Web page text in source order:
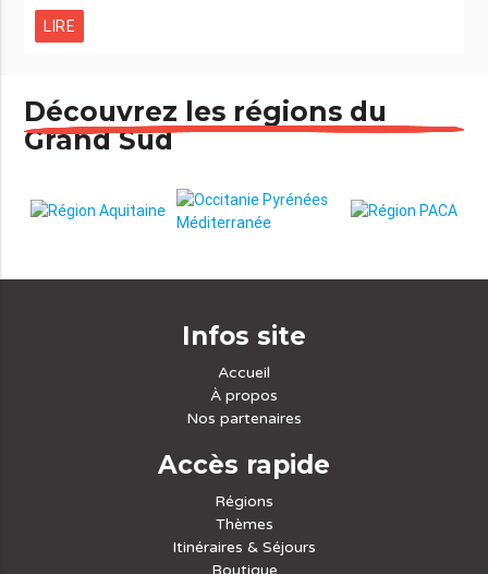
LIRE
Découvrez les régions du
Grand Sud
Infos site
Accueil
À propos
Nos partenaires
Accès rapide
Régions
Thèmes
Itinéraires & Séjours
Boutique